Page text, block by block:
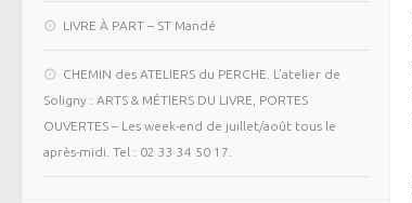
LIVRE À PART – ST Mandé
CHEMIN des ATELIERS du PERCHE. L’atelier de
Soligny : ARTS & MÉTIERS DU LIVRE, PORTES
OUVERTES – Les week-end de juillet/août tous le
après-midi. Tel : 02 33 34 50 17.